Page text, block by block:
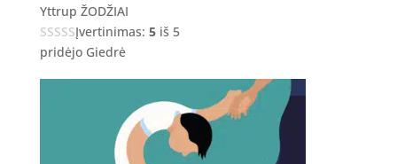
Yttrup ŽODŽIAI
Įvertinimas: 5iš 5
pridėjo Giedrė